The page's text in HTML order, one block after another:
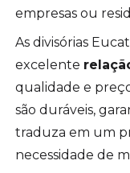
empresas ou
As divisórias
excelente
qualidade e
são duráveis,
traduza em um
necessidade de